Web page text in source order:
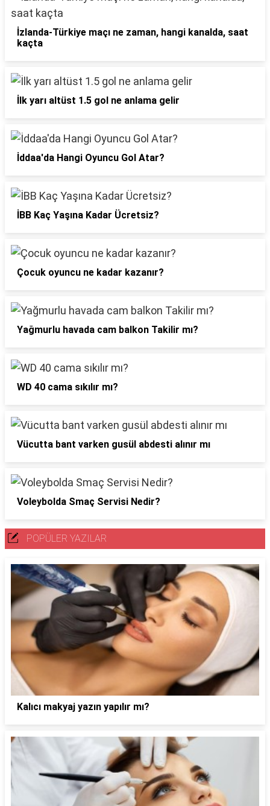
İzlanda-Türkiye maçı ne zaman, hangi kanalda, saat
kaçta
İlk yarı altüst 1.5 gol ne anlama gelir
İddaa'da Hangi Oyuncu Gol Atar?
İBB Kaç Yaşına Kadar Ücretsiz?
Çocuk oyuncu ne kadar kazanır?
Yağmurlu havada cam balkon Takilir mı?
WD 40 cama sıkılır mı?
Vücutta bant varken gusül abdesti alınır mı
Voleybolda Smaç Servisi Nedir?
POPÜLER YAZILAR
Kalıcı makyaj yazın yapılır mı?